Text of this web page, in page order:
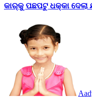
କାର୍‌କୁ ପଛପଟୁ ଧକ୍କା ଦେଲା